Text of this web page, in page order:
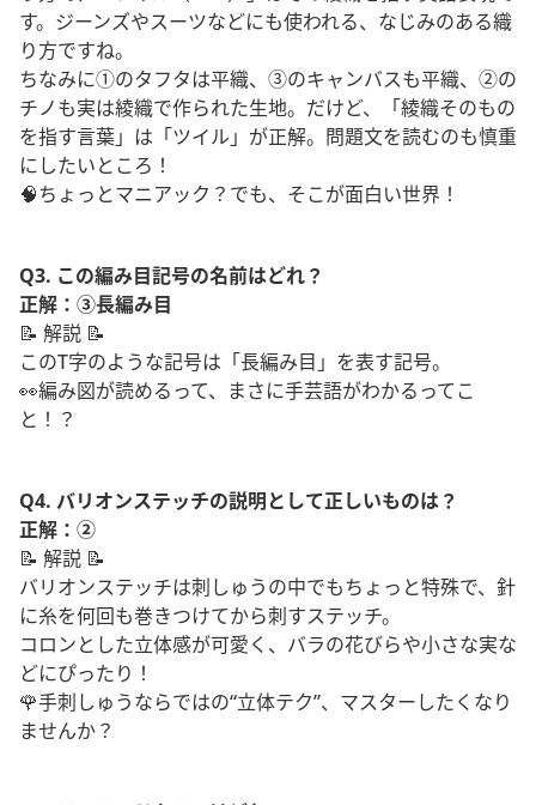
す。ジーンズやスーツなどにも使われる、なじみのある織
り方ですね。
ちなみに①のタフタは平織、③のキャンバスも平織、②の
チノも実は綾織で作られた生地。だけど、「綾織そのもの
を指す言葉」は「ツイル」が正解。問題文を読むのも慎重
にしたいところ！
🧠ちょっとマニアック？でも、そこが面白い世界！
Q3. この編み目記号の名前はどれ？
正解：③長編み目
📝 解説 📝
このT字のような記号は「長編み目」を表す記号。
👀編み図が読めるって、まさに手芸語がわかるってこ
と！？
Q4. バリオンステッチの説明として正しいものは？
正解：②
📝 解説 📝
バリオンステッチは刺しゅうの中でもちょっと特殊で、針
に糸を何回も巻きつけてから刺すステッチ。
コロンとした立体感が可愛く、バラの花びらや小さな実な
どにぴったり！
🌹手刺しゅうならではの“立体テク”、マスターしたくなり
ませんか？